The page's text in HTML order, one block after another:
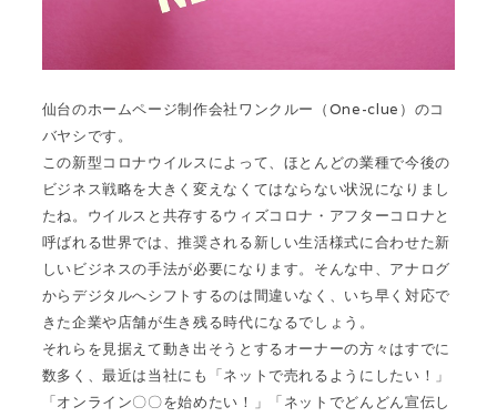
仙台のホームページ制作会社ワンクルー（One-clue）のコ
バヤシです。
この新型コロナウイルスによって、ほとんどの業種で今後の
ビジネス戦略を大きく変えなくてはならない状況になりまし
たね。ウイルスと共存するウィズコロナ・アフターコロナと
呼ばれる世界では、推奨される新しい生活様式に合わせた新
しいビジネスの手法が必要になります。そんな中、アナログ
からデジタルへシフトするのは間違いなく、いち早く対応で
きた企業や店舗が生き残る時代になるでしょう。
それらを見据えて動き出そうとするオーナーの方々はすでに
数多く、最近は当社にも「ネットで売れるようにしたい！」
「オンライン〇〇を始めたい！」「ネットでどんどん宣伝し